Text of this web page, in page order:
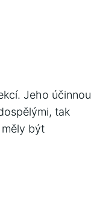
Jeho účinnou
tak
být